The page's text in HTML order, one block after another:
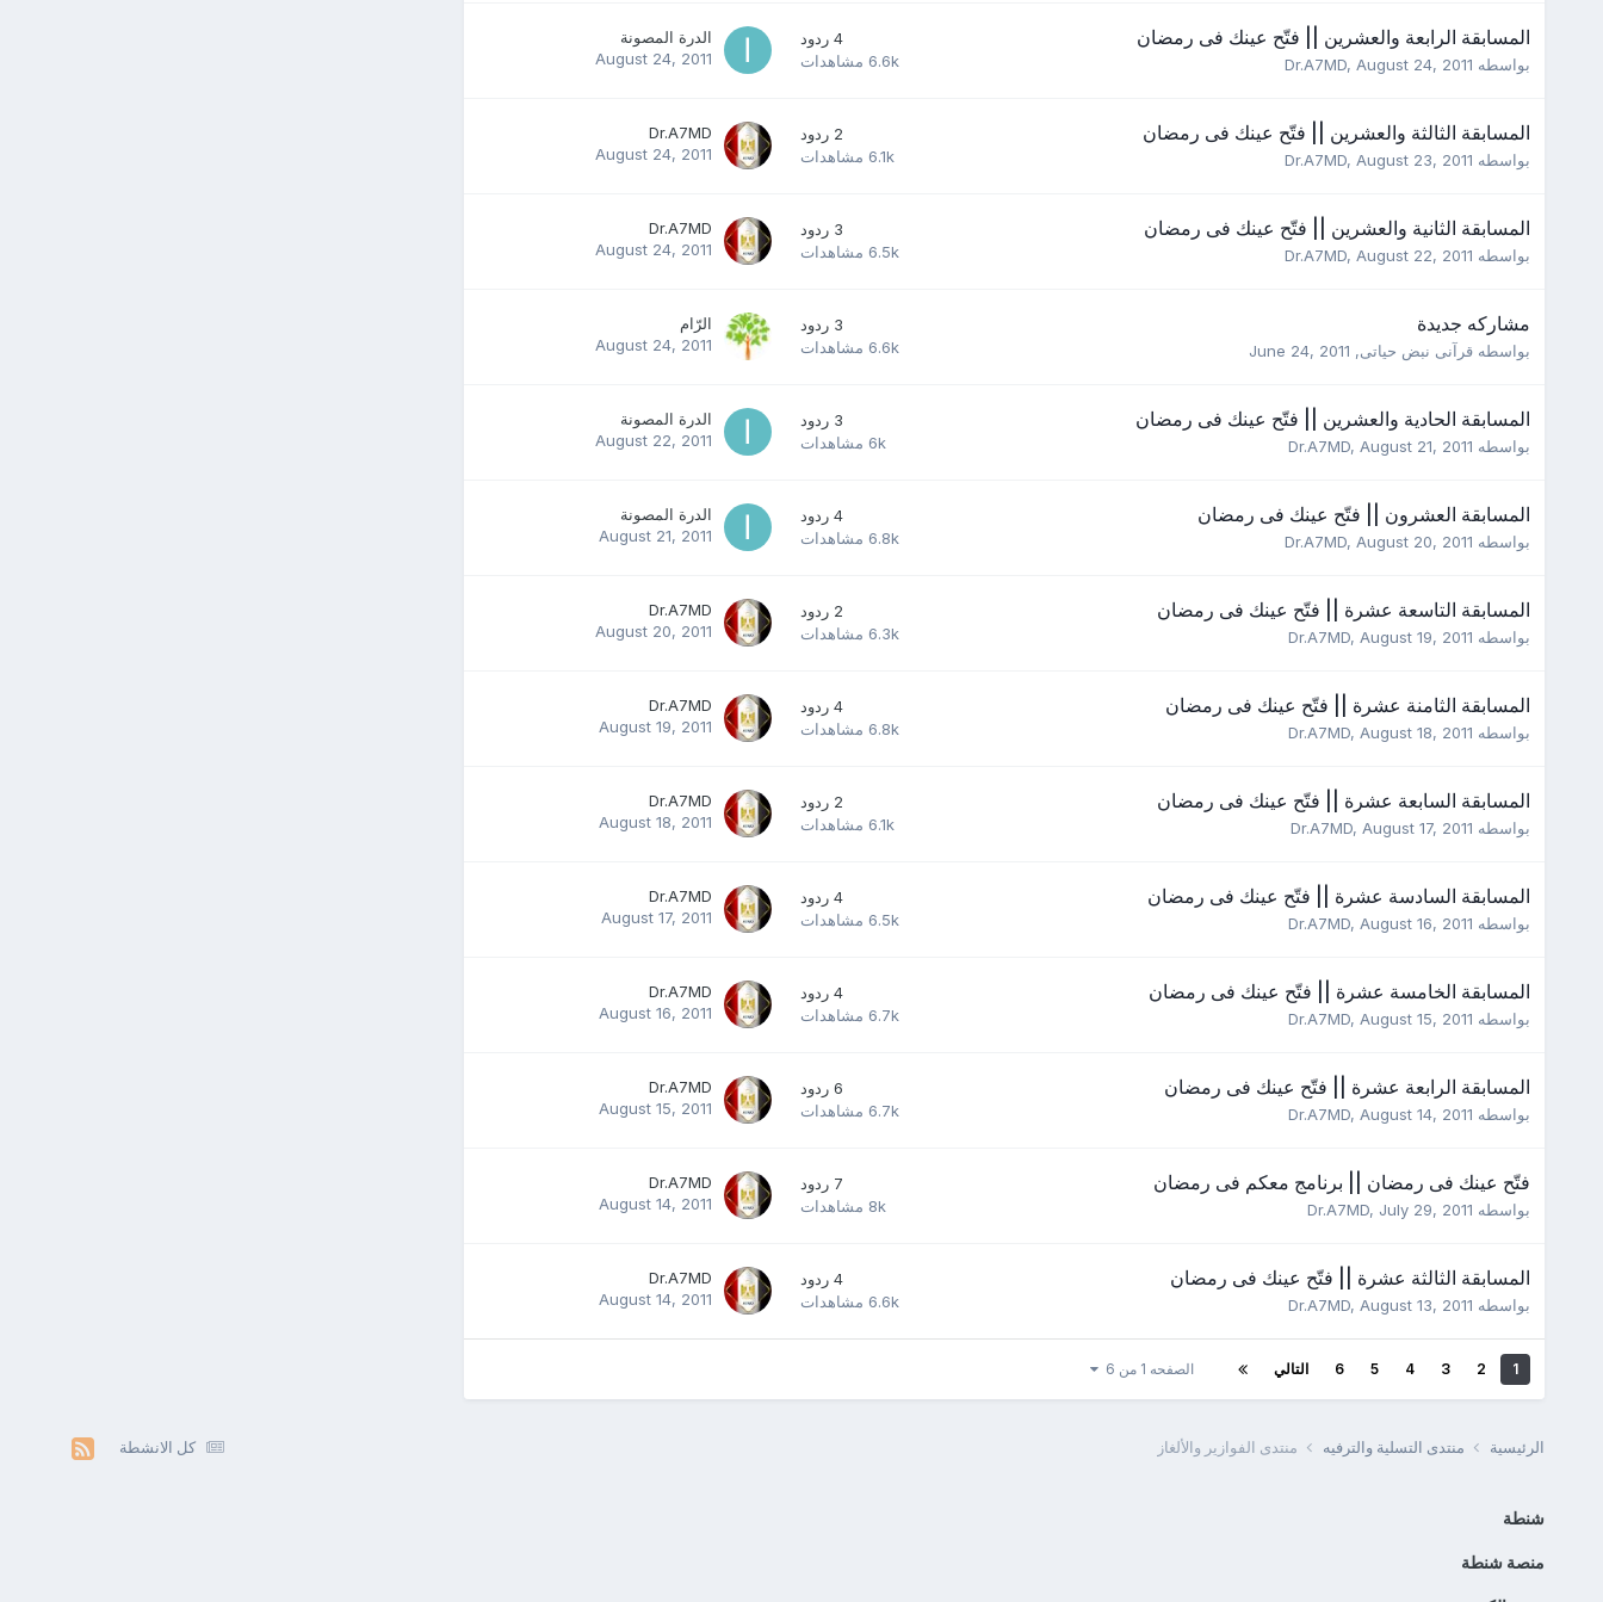
المسابقة الرابعة والعشرين || فتّح عينك فى رمضان
بواسطه Dr.A7MD, August 24, 2011
4 ردود
6.6k مشاهدات
الدرة المصونة
August 24, 2011
المسابقة الثالثة والعشرين || فتّح عينك فى رمضان
بواسطه Dr.A7MD, August 23, 2011
2 ردود
6.1k مشاهدات
Dr.A7MD
August 24, 2011
المسابقة الثانية والعشرين || فتّح عينك فى رمضان
بواسطه Dr.A7MD, August 22, 2011
3 ردود
6.5k مشاهدات
Dr.A7MD
August 24, 2011
مشاركه جديدة
بواسطه قرآنى نبض حياتى,
June 24, 2011
3 ردود
6.6k مشاهدات
الرّام
August 24, 2011
المسابقة الحادية والعشرين || فتّح عينك فى رمضان
بواسطه Dr.A7MD, August 21, 2011
3 ردود
6k مشاهدات
الدرة المصونة
August 22, 2011
المسابقة العشرون || فتّح عينك فى رمضان
بواسطه Dr.A7MD, August 20, 2011
4 ردود
6.8k مشاهدات
الدرة المصونة
August 21, 2011
المسابقة التاسعة عشرة || فتّح عينك فى رمضان
بواسطه Dr.A7MD, August 19, 2011
2 ردود
6.3k مشاهدات
Dr.A7MD
August 20, 2011
المسابقة الثامنة عشرة || فتّح عينك فى رمضان
بواسطه Dr.A7MD, August 18, 2011
4 ردود
6.8k مشاهدات
Dr.A7MD
August 19, 2011
المسابقة السابعة عشرة || فتّح عينك فى رمضان
بواسطه Dr.A7MD, August 17, 2011
2 ردود
6.1k مشاهدات
Dr.A7MD
August 18, 2011
المسابقة السادسة عشرة || فتّح عينك فى رمضان
بواسطه Dr.A7MD, August 16, 2011
4 ردود
6.5k مشاهدات
Dr.A7MD
August 17, 2011
المسابقة الخامسة عشرة || فتّح عينك فى رمضان
بواسطه Dr.A7MD, August 15, 2011
4 ردود
6.7k مشاهدات
Dr.A7MD
August 16, 2011
المسابقة الرابعة عشرة || فتّح عينك فى رمضان
بواسطه Dr.A7MD, August 14, 2011
6 ردود
6.7k مشاهدات
Dr.A7MD
August 15, 2011
فتّح عينك فى رمضان || برنامج معكم فى رمضان
بواسطه Dr.A7MD, July 29, 2011
7 ردود
8k مشاهدات
Dr.A7MD
August 14, 2011
المسابقة الثالثة عشرة || فتّح عينك فى رمضان
بواسطه Dr.A7MD, August 13, 2011
4 ردود
6.6k مشاهدات
Dr.A7MD
August 14, 2011
1
2
3
4
5
6 التالي الصفحه 1 من 6
كل الانشطة الرئيسية منتدى التسلية والترفيه منتدى الفوازير والألغاز
شنطة
منصة شنطة